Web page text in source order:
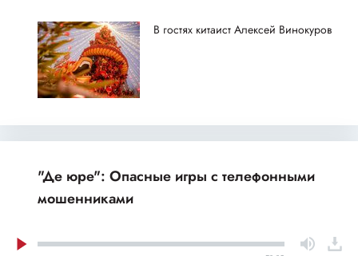
В гостях китаист Алексей Винокуров
"Де юре": Опасные игры с телефонными
мошенниками